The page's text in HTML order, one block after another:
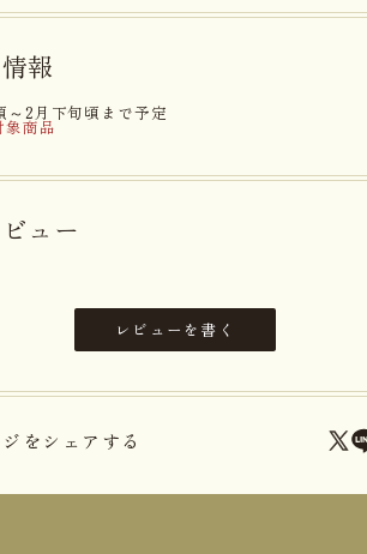
報
～2月下旬頃まで予定
象商品
ュー
レビューを書く
をシェアする